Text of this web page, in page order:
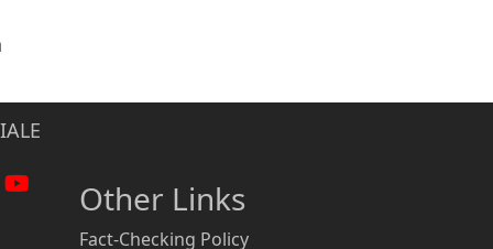
Other Links
Fact-Checking Policy